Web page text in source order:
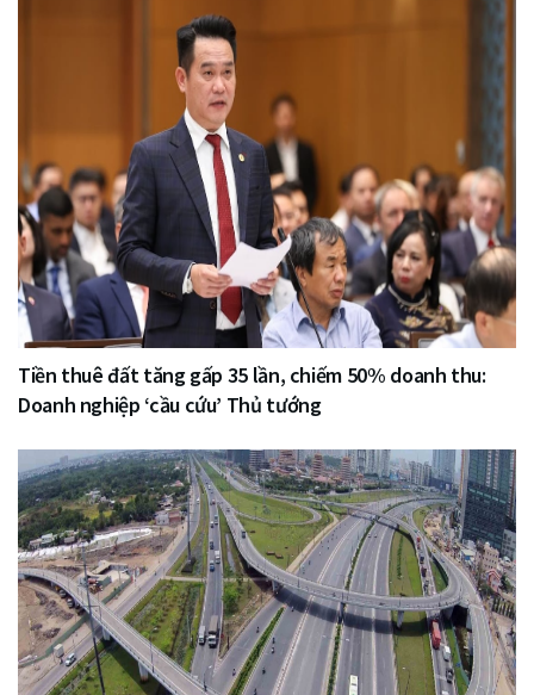
Tiền thuê đất tăng gấp 35 lần, chiếm 50% doanh thu:
Doanh nghiệp ‘cầu cứu’ Thủ tướng